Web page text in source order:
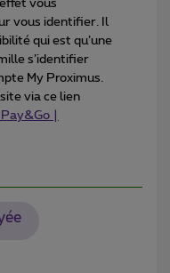
vous
vous identifier. Il
qui est qu’une
s’identifier
My Proximus.
via ce lien
|